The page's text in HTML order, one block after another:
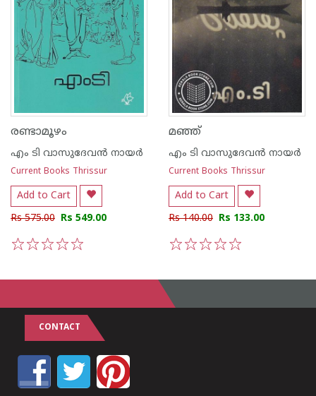
രണ്ടാമൂഴം
എം ടി വാസുദേവന്‍ നായര്‍
Current Books Thrissur
Add to Cart
Rs 575.00 Rs 549.00
മഞ്ഞ്
എം ടി വാസുദേവന്‍ നായര്‍
Current Books Thrissur
Add to Cart
Rs 140.00 Rs 133.00
CONTACT